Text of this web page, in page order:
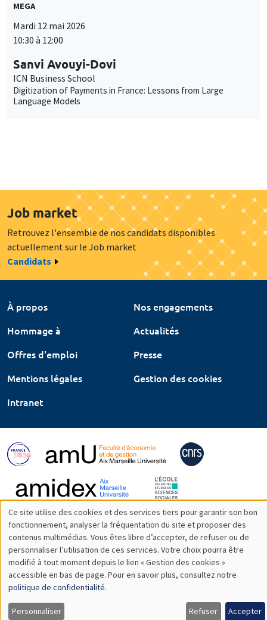
MEGA
Mardi 12 mai 2026
10:30 à 12:00
Sanvi Avouyi-Dovi
ICN Business School
Digitization of Payments in France: Lessons from Large
Language Models
Job market
Retrouvez l'ensemble de nos candidats disponibles
actuellement sur le Job market
Candidats
À propos
Nos engagements
Hommage à
Actualités
Offres d'emploi
Presse
Mentions légales
Gestion des cookies
Intranet
Utilisation
des
données
personnelles
et
Ce site utilise des cookies et des services tiers pour garantir son bon
fonctionnement, analyser la fréquentation du site et proposer des
contenus multimédias. Vous êtes libre d’accepter, de refuser ou de
personnaliser l’utilisation de ces services. Votre choix pourra être
modifié à tout moment depuis le lien « Gestion des cookies »
accessible en bas de page. Pour en savoir plus, consultez notre
politique de confidentialité.
Personnaliser Refuser Accepter